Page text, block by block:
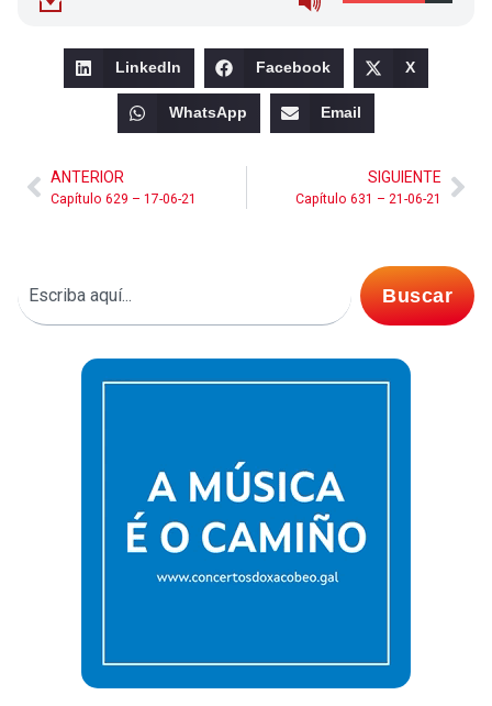
LinkedIn Facebook X
WhatsApp Email
ANTERIOR
Capítulo 629 – 17-06-21
SIGUIENTE
Capítulo 631 – 21-06-21
Buscar